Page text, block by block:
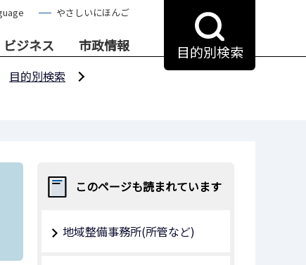
やさしいにほんご
ジネス 市政情報 目的別検索
目的別検索
このページも読まれています
地域整備事務所(所管など)